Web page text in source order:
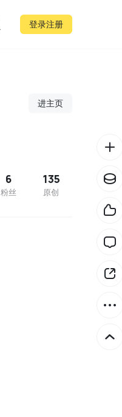
登录注册
进主页
6
粉丝
135
原创